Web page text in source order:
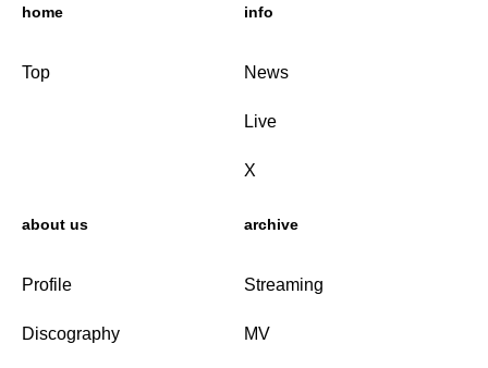
home
Top
info
News
Live
X
about us
Profile
Discography
archive
Streaming
MV